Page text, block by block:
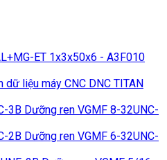
ET 1x3x50x6 - A3F010
dữ liệu máy CNC DNC TITAN
Dưỡng ren VGMF 8-32UNC-
Dưỡng ren VGMF 6-32UNC-